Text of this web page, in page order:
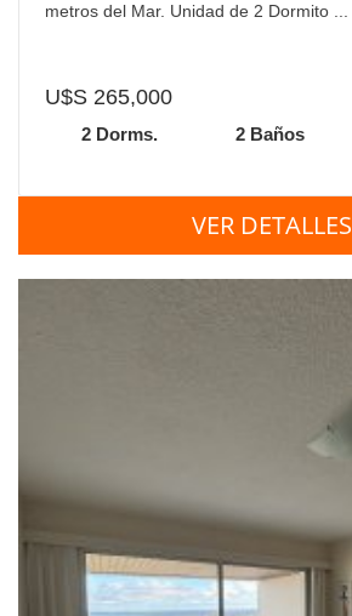
metros del Mar. Unidad de 2 Dormito ...
U$S 265,000
2 Dorms. 2 Baños
VER DETALLES